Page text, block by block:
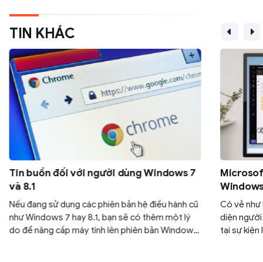
TIN KHÁC
Tin buồn đối với người dùng Windows 7
và 8.1
Nếu đang sử dụng các phiên bản hệ điều hành cũ
như Windows 7 hay 8.1, bạn sẽ có thêm một lý
do để nâng cấp máy tính lên phiên bản Windows
Có vẻ
diện
tại sự kiện